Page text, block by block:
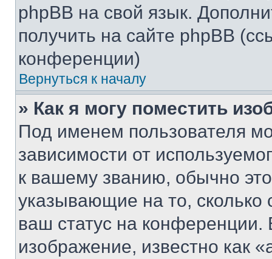
phpBB на свой язык.
получить на сайте phpBB
конференции)
Вернуться к началу
» Как я могу поместить
Под именем пользователя
зависимости от
к вашему званию, обычно это
указывающие на то,
ваш статус на
изображение, известно как